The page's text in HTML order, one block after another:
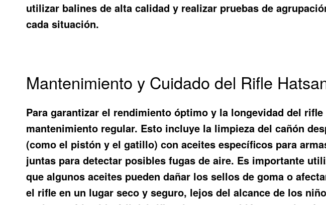
utilizar balines de alta calidad y realizar pruebas de
cada situación.
Mantenimiento y Cuidado del Rifle
Para garantizar el rendimiento óptimo y la longevidad del
mantenimiento regular. Esto incluye la limpieza del cañón
(como el pistón y el gatillo) con aceites específicos para
juntas para detectar posibles fugas de aire. Es importante
que algunos aceites pueden dañar los sellos de goma o
el rifle en un lugar seco y seguro, lejos del alcance de los